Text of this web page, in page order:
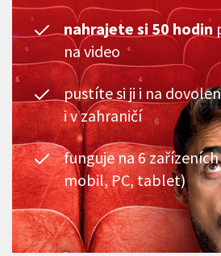
nahrajete si 50 hodin
na video
pustíte si ji i na
i v zahraničí
funguje na 6
mobil, PC, tablet)